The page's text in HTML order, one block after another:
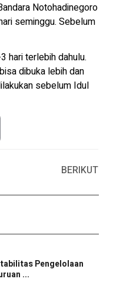
Notohadinegoro
seminggu. Sebelum
hari terlebih dahulu.
dibuka lebih dan
sebelum Idul
BERIKUT
Pengelolaan
...